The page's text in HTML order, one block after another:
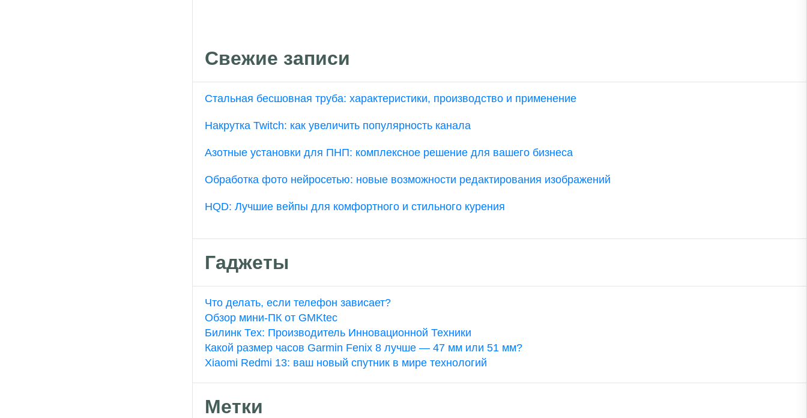
Свежие записи
Стальная бесшовная труба: характеристики, производство и применение
Накрутка Twitch: как увеличить популярность канала
Азотные установки для ПНП: комплексное решение для вашего бизнеса
Обработка фото нейросетью: новые возможности редактирования изображений
HQD: Лучшие вейпы для комфортного и стильного курения
Гаджеты
Что делать, если телефон зависает?
Обзор мини-ПК от GMKtec
Билинк Тех: Производитель Инновационной Техники
Какой размер часов Garmin Fenix 8 лучше — 47 мм или 51 мм?
Xiaomi Redmi 13: ваш новый спутник в мире технологий
Метки